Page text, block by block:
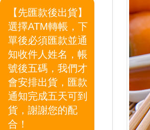
【先匯款後出貨】
選擇ATM轉帳，下
單後必須匯款並通
知收件人姓名，帳
號後五碼，我們才
會安排出貨，匯款
通知完成五天可到
貨，謝謝您的配
合！